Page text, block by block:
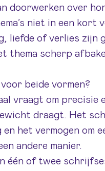
doorwerken over
niet in een kort
liefde of verlies zijn
thema scherp
beide vormen?
vraagt om
draagt. Het
het vermogen om
andere manier.
één of twee